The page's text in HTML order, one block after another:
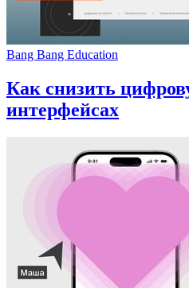
Bang Bang Education
Как снизить
интерфейсах